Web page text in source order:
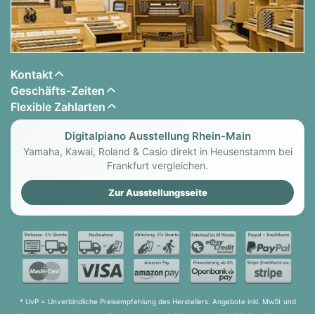
Kontakt
Geschäfts-Zeiten
Flexible Zahlarten
Digitalpiano Ausstellung Rhein-Main
Yamaha, Kawai, Roland & Casio direkt in Heusenstamm bei
Frankfurt vergleichen.
Zur Ausstellungsseite
* UvP = Unverbindliche Preisempfehlung des Herstellers. Angebote inkl. MwSt und